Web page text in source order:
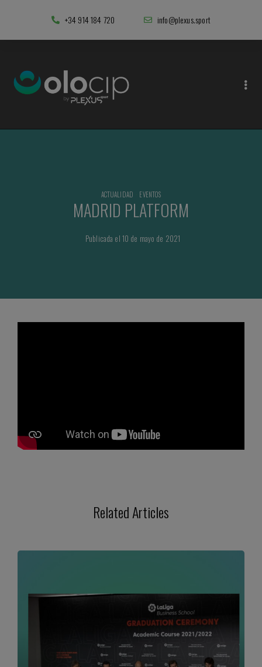
+34 914 184 720 info@plexus.sport
ACTUALIDAD EVENTOS
MADRID PLATFORM
Publicada el 10 de mayo de 2021
Related Articles